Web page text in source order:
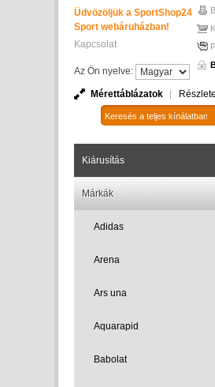
Üdvözöljük a SportShop24
Sport webáruházban!
Kapcsolat
Az Ön nyelve:
Mérettáblázatok
Kiárusítás
Márkák
Adidas
Arena
Ars una
Aquarapid
Babolat